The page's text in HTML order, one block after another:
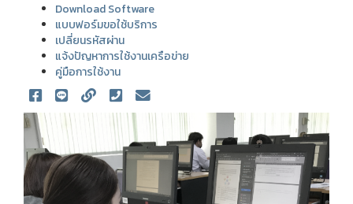
Download Software
แบบฟอร์มขอใช้บริการ
เปลี่ยนรหัสผ่าน
แจ้งปัญหาการใช้งานเครือข่าย
คู่มือการใช้งาน